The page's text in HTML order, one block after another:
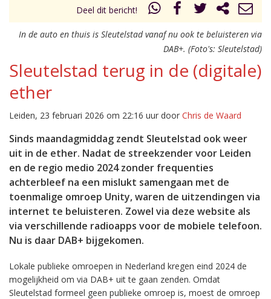
Deel dit bericht!
In de auto en thuis is Sleutelstad vanaf nu ook te beluisteren via
DAB+. (Foto's: Sleutelstad)
Sleutelstad terug in de (digitale)
ether
Leiden, 23 februari 2026 om 22:16 uur door Chris de Waard
Sinds maandagmiddag zendt Sleutelstad ook weer
uit in de ether. Nadat de streekzender voor Leiden
en de regio medio 2024 zonder frequenties
achterbleef na een mislukt samengaan met de
toenmalige omroep Unity, waren de uitzendingen via
internet te beluisteren. Zowel via deze website als
via verschillende radioapps voor de mobiele telefoon.
Nu is daar DAB+ bijgekomen.
Lokale publieke omroepen in Nederland kregen eind 2024 de
mogelijkheid om via DAB+ uit te gaan zenden. Omdat
Sleutelstad formeel geen publieke omroep is, moest de omroep